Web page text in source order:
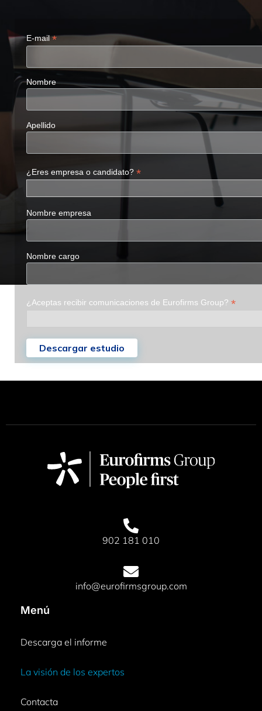
E-mail*
Nombre
Apellido
¿Eres empresa o candidato? *
Nombre empresa
Nombre cargo
¿Aceptas recibir comunicaciones de Eurofirms Group? *
902 181 010
info@eurofirmsgroup.com
Menú
Descarga el informe
La visión de los expertos
Contacta